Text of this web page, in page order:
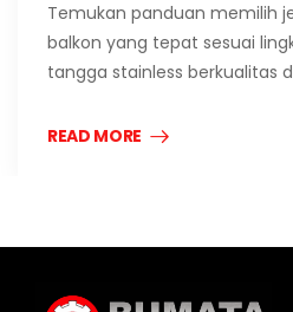
Temukan panduan memilih
balkon yang tepat sesuai
tangga stainless berkualitas
READ MORE